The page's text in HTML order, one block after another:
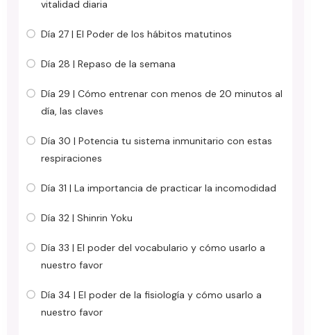
vitalidad diaria
Día 27 | El Poder de los hábitos matutinos
Día 28 | Repaso de la semana
Día 29 | Cómo entrenar con menos de 20 minutos al
día, las claves
Día 30 | Potencia tu sistema inmunitario con estas
respiraciones
Día 31 | La importancia de practicar la incomodidad
Día 32 | Shinrin Yoku
Día 33 | El poder del vocabulario y cómo usarlo a
nuestro favor
Día 34 | El poder de la fisiología y cómo usarlo a
nuestro favor